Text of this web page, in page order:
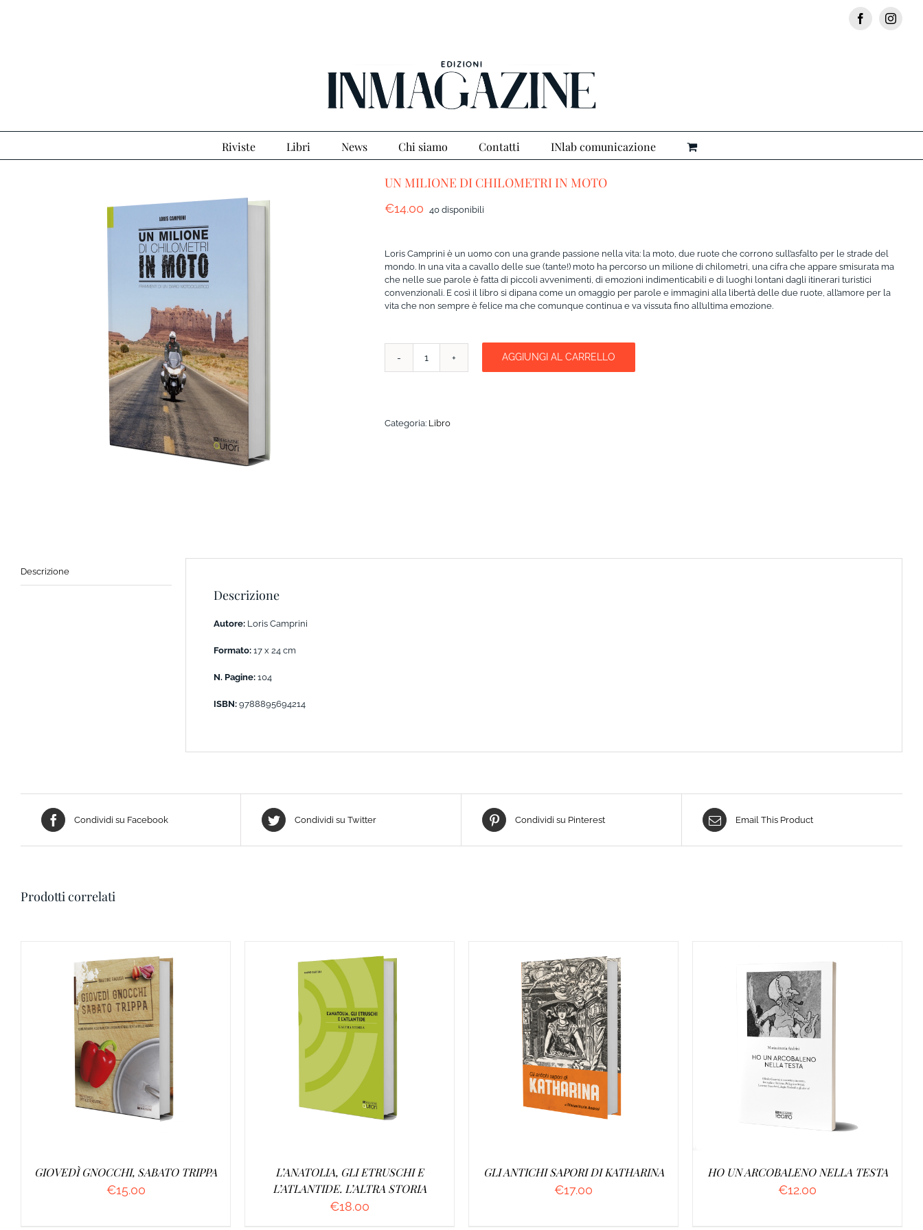
Facebook
Riviste Libri News Chi siamo Contatti INlab comunicazione
UN MILIONE DI CHILOMETRI IN MOTO
€14.00 40 disponibili
Loris Camprini è un uomo con una grande passione nella vita: la moto, due ruote che corrono sull’asfalto per le strade del
mondo. In una vita a cavallo delle sue (tante!) moto ha percorso un milione di chilometri, una cifra che appare smisurata ma
che nelle sue parole è fatta di piccoli avvenimenti, di emozioni indimenticabili e di luoghi lontani dagli itinerari turistici
convenzionali. E così il libro si dipana come un omaggio per parole e immagini alla libertà delle due ruote, all’amore per la
vita che non sempre è felice ma che comunque continua e va vissuta fino all’ultima emozione.
UN
MOTO
AGGIUNGI AL CARRELLO
Categoria: Libro
Descrizione
Descrizione
Autore: Loris Camprini
Formato: 17 x 24 cm
N. Pagine: 104
ISBN: 9788895694214
Condividi su Facebook Condividi su Twitter Condividi su Pinterest Email This Product
Prodotti correlati
AGGIUNGI AL CARRELLO
DETTAGLI
GIOVEDÌ GNOCCHI, SABATO TRIPPA
€15.00
AGGIUNGI AL CARRELLO
DETTAGLI
L’ANATOLIA, GLI ETRUSCHI E
L’ATLANTIDE. L’ALTRA STORIA
€18.00
AGGIUNGI AL CARRELLO
DETTAGLI
GLI ANTICHI SAPORI DI KATHARINA
€17.00
AGGIUNGI AL CARRELLO
DETTAGLI
HO UN ARCOBALENO NELLA TESTA
€12.00